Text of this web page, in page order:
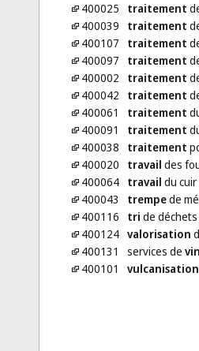
400025
traitement
400039
traitement
400107
traitement
400097
traitement
400002
traitement
400042
traitement
400061
traitement
400091
traitement
400038
traitement
400020
travail des
400064 travail du cuir
400043
trempede
400116
tri de
400124 valorisation
400131
services de
400101
vulcanisation